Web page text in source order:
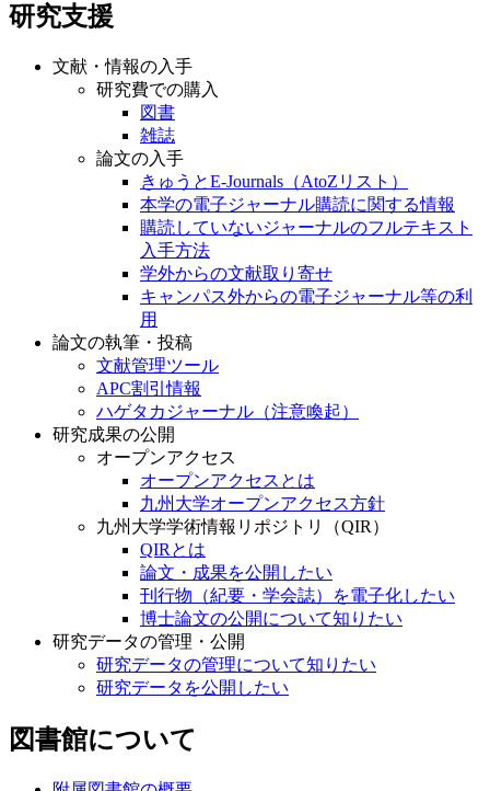
研究支援
文献・情報の入手
研究費での購入
図書
雑誌
論文の入手
きゅうとE-Journals（AtoZリスト）
本学の電子ジャーナル購読に関する情報
購読していないジャーナルのフルテキスト
入手方法
学外からの文献取り寄せ
キャンパス外からの電子ジャーナル等の利
用
論文の執筆・投稿
文献管理ツール
APC割引情報
ハゲタカジャーナル（注意喚起）
研究成果の公開
オープンアクセス
オープンアクセスとは
九州大学オープンアクセス方針
九州大学学術情報リポジトリ（QIR）
QIRとは
論文・成果を公開したい
刊行物（紀要・学会誌）を電子化したい
博士論文の公開について知りたい
研究データの管理・公開
研究データの管理について知りたい
研究データを公開したい
図書館について